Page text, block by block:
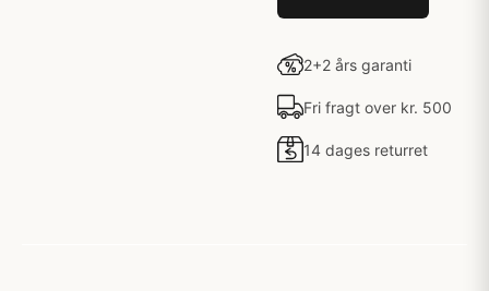
2+2 års garanti
Fri fragt over kr. 500
14 dages returret